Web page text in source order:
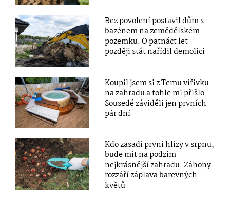
Bez povolení postavil dům s
bazénem na zemědělském
pozemku. O patnáct let
později stát nařídil demolici
Koupil jsem si z Temu vířivku
na zahradu a tohle mi přišlo.
Sousedé záviděli jen prvních
pár dní
Kdo zasadí první hlízy v srpnu,
bude mít na podzim
nejkrásnější zahradu. Záhony
rozzáří záplava barevných
květů